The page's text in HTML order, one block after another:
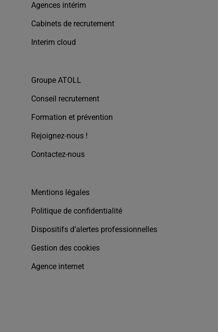
Agences intérim
Cabinets de recrutement
Interim cloud
Groupe ATOLL
Conseil recrutement
Formation et prévention
Rejoignez-nous !
Contactez-nous
Mentions légales
Politique de confidentialité
Dispositifs d’alertes professionnelles
Gestion des cookies
Agence internet